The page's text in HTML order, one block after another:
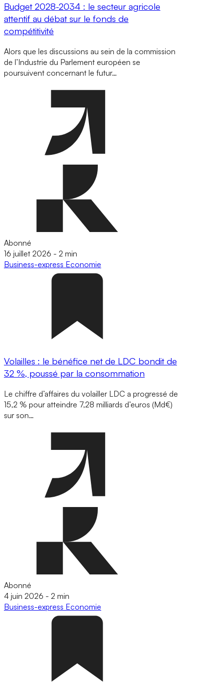
Budget 2028-2034 : le secteur agricole
attentif au débat sur le fonds de
compétitivité
Alors que les discussions au sein de la commission
de l’Industrie du Parlement européen se
poursuivent concernant le futur…
Abonné
16 juillet 2026 - 2 min
Business-express Economie
Volailles : le bénéfice net de LDC bondit de
32 %, poussé par la consommation
Le chiffre d’affaires du volailler LDC a progressé de
15,2 % pour atteindre 7,28 milliards d’euros (Md€)
sur son…
Abonné
4 juin 2026 - 2 min
Business-express Economie